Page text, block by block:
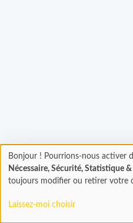
Chargement...Chargement
En cours...
Bonjour ! Pourrions-nous activer
Nécessaire, Sécurité, Statistique
toujours modifier ou retirer votre
Laissez-moi choisir